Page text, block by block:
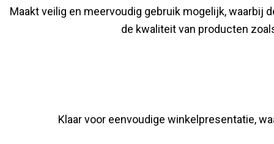
Maakt veilig en meervoudig gebruik mogelijk, waarbij
de kwaliteit van producten
Klaar voor eenvoudige winkelpresentatie,